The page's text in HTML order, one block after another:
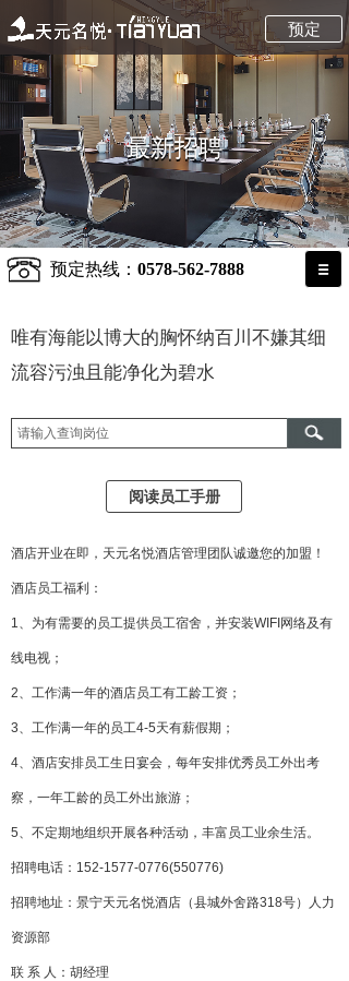
预定
最新招聘
最新招聘
最新招聘
最新招聘
预定热线： 0578-562-7888
唯有海能以博大的胸怀纳百川不嫌其细
流容污浊且能净化为碧水
阅读员工手册
酒店开业在即，天元名悦酒店管理团队诚邀您的加盟！
酒店员工福利：
1、为有需要的员工提供员工宿舍，并安装WIFI网络及有
线电视；
2、工作满一年的酒店员工有工龄工资；
3、工作满一年的员工4-5天有薪假期；
4、酒店安排员工生日宴会，每年安排优秀员工外出考
察，一年工龄的员工外出旅游；
5、不定期地组织开展各种活动，丰富员工业余生活。
招聘电话：152-1577-0776(550776)
招聘地址：景宁天元名悦酒店（县城外舍路318号）人力
资源部
联 系 人：胡经理